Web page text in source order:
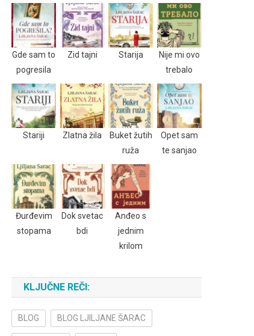
Gde sam to
pogresila
Zid tajni Starija
Nije mi ovo
trebalo
Stariji Zlatna žila
Buket žutih
ruža
Opet sam
te sanjao
Đurđevim
stopama
Dok svetac
bdi
Anđeo s
jednim
krilom
KLJUČNE REČI:
BLOG BLOG LJILJANE ŠARAC